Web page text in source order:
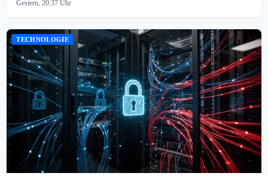
Gestern, 20:37 Uhr
TECHNOLOGIE